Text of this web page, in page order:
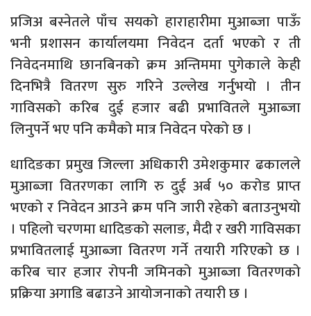
प्रजिअ बस्नेतले पाँच सयको हाराहारीमा मुआब्जा पाऊँ
भनी प्रशासन कार्यालयमा निवेदन दर्ता भएको र ती
निवेदनमाथि छानबिनको क्रम अन्तिममा पुगेकाले केही
दिनभित्रै वितरण सुरु गरिने उल्लेख गर्नुभयो । तीन
गाविसको करिब दुई हजार बढी प्रभावितले मुआब्जा
लिनुपर्ने भए पनि कमैको मात्र निवेदन परेको छ ।
धादिङका प्रमुख जिल्ला अधिकारी उमेशकुमार ढकालले
मुआब्जा वितरणका लागि रु दुई अर्ब ५० करोड प्राप्त
भएको र निवेदन आउने क्रम पनि जारी रहेको बताउनुभयो
। पहिलो चरणमा धादिङको सलाङ, मैदी र खरी गाविसका
प्रभावितलाई मुआब्जा वितरण गर्ने तयारी गरिएको छ ।
करिब चार हजार रोपनी जमिनको मुआब्जा वितरणको
प्रक्रिया अगाडि बढाउने आयोजनाको तयारी छ ।